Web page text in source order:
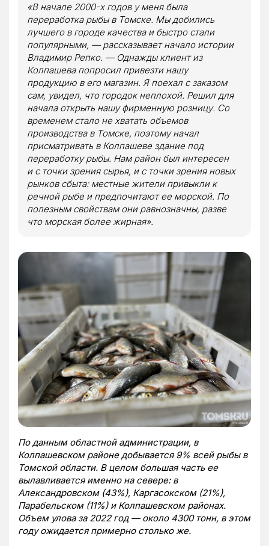
«В начале 2000-х годов у меня была
переработка рыбы в Томске. Мы добились
лучшего в городе качества и быстро стали
популярными, — рассказывает начало истории
Владимир Репко. — Однажды клиент из
Колпашева попросил привезти нашу
продукцию в его магазин. Я поехал с заказом
сам, увидел, что городок неплохой. Решил для
начала открыть нашу фирменную розницу. Со
временем стало не хватать объемов
производства в Томске, поэтому начал
присматривать в Колпашеве здание под
переработку рыбы. Нам район был интересен
и с точки зрения сырья, и с точки зрения новых
рынков сбыта: местные жители привыкли к
речной рыбе и предпочитают ее морской. По
полезным свойствам они равнозначны, разве
что морская более жирная».
По данным областной администрации, в
Колпашевском районе добывается 9% всей рыбы в
Томской области. В целом большая часть ее
вылавливается именно на севере: в
Александровском (43%), Каргасокском (21%),
Парабельском (11%) и Колпашевском районах.
Объем улова за 2022 год — около 4300 тонн, в этом
году ожидается примерно столько же.